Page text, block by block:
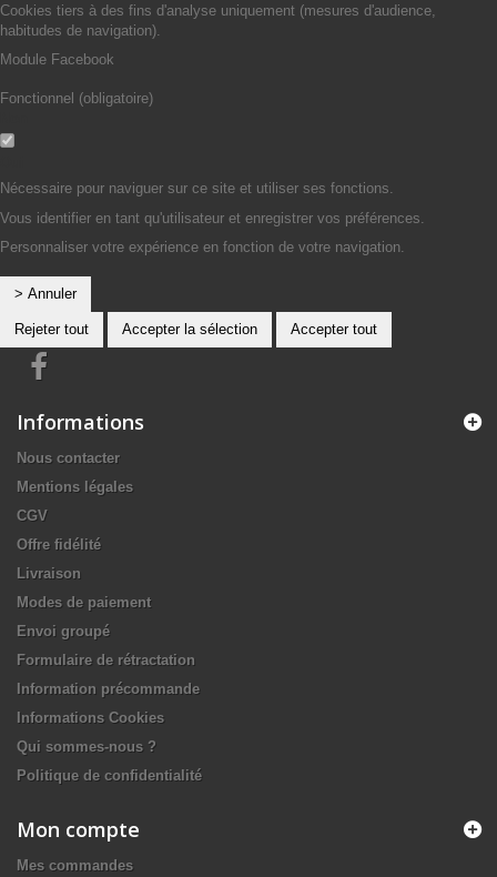
Cookies tiers à des fins d'analyse uniquement (mesures d'audience,
habitudes de navigation).
Module Facebook
Fonctionnel (obligatoire)
Nécessaire pour naviguer sur ce site et utiliser ses fonctions.
Vous identifier en tant qu'utilisateur et enregistrer vos préférences.
Personnaliser votre expérience en fonction de votre navigation.
> Annuler
Rejeter tout Accepter la sélection Accepter tout
Informations
Nous contacter
Mentions légales
CGV
Offre fidélité
Livraison
Modes de paiement
Envoi groupé
Formulaire de rétractation
Information précommande
Informations Cookies
Qui sommes-nous ?
Politique de confidentialité
Mon compte
Mes commandes